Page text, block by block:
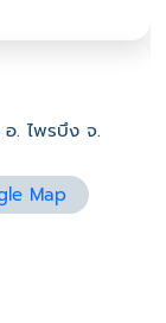
อ. ไพรบึง จ.
Map